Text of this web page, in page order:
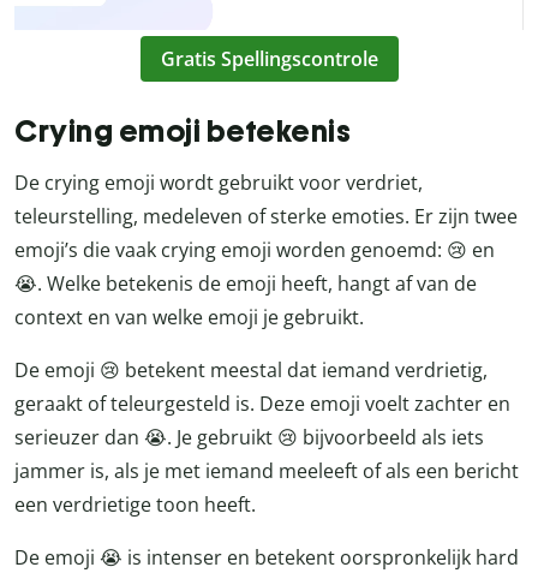
Gratis Spellingscontrole
Crying emoji betekenis
De crying emoji wordt gebruikt voor verdriet,
teleurstelling, medeleven of sterke emoties. Er zijn twee
emoji’s die vaak crying emoji worden genoemd: 😢 en
😭. Welke betekenis de emoji heeft, hangt af van de
context en van welke emoji je gebruikt.
De emoji 😢 betekent meestal dat iemand verdrietig,
geraakt of teleurgesteld is. Deze emoji voelt zachter en
serieuzer dan 😭. Je gebruikt 😢 bijvoorbeeld als iets
jammer is, als je met iemand meeleeft of als een bericht
een verdrietige toon heeft.
De emoji 😭 is intenser en betekent oorspronkelijk hard